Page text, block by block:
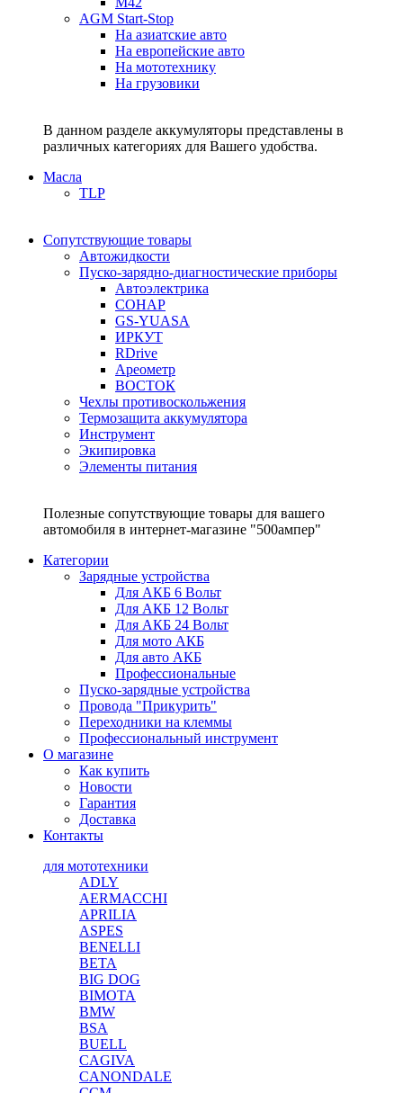
AGM Start-Stop
На азиатские авто
На европейские авто
На мототехнику
На грузовики
В данном разделе аккумуляторы представлены в
различных категориях для Вашего удобства.
Масла
TLP
Сопутствующие товары
Автожидкости
Пуско-зарядно-диагностические приборы
Автоэлектрика
СОНАР
GS-YUASA
ИРКУТ
RDrive
Ареометр
ВОСТОК
Чехлы противоскольжения
Термозащита аккумулятора
Инструмент
Экипировка
Элементы питания
Полезные сопутствующие товары для вашего
автомобиля в интернет-магазине "500ампер"
Категории
Зарядные устройства
Для АКБ 6 Вольт
Для АКБ 12 Вольт
Для АКБ 24 Вольт
Для мото АКБ
Для авто АКБ
Профессиональные
Пуско-зарядные устройства
Провода "Прикурить"
Переходники на клеммы
Профессиональный инструмент
О магазине
Как купить
Новости
Гарантия
Доставка
Контакты
для мототехники
ADLY
AERMACCHI
APRILIA
ASPES
BENELLI
BETA
BIG DOG
BIMOTA
BMW
BSA
BUELL
CAGIVA
CANONDALE